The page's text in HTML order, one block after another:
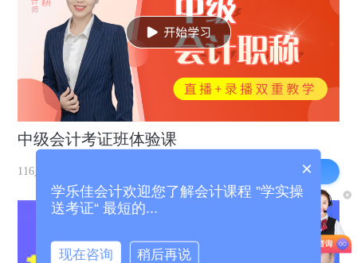
中级会计考证班体验课
116人在学习 去学习
×
学乐佳会计欢迎您了解会计课程 ”学实操
送考证“ 最短的...
现在咨询 稍后再说